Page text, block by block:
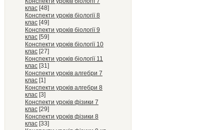
клас [48]
Конспекти уроків біології 8
клас [49]
Конспекти уроків біології 9
клас [59]
Конспекти уроків біології 10
клас [27]
Конспекти уроків біології 11
клас [31]
Конспекти уроків алгебри 7
клас [1]
Конспекти уроків алгебри 8
клас [3]
Конспекти уроків фізики 7
клас [29]
Конспекти уроків фізики 8
клас [33]